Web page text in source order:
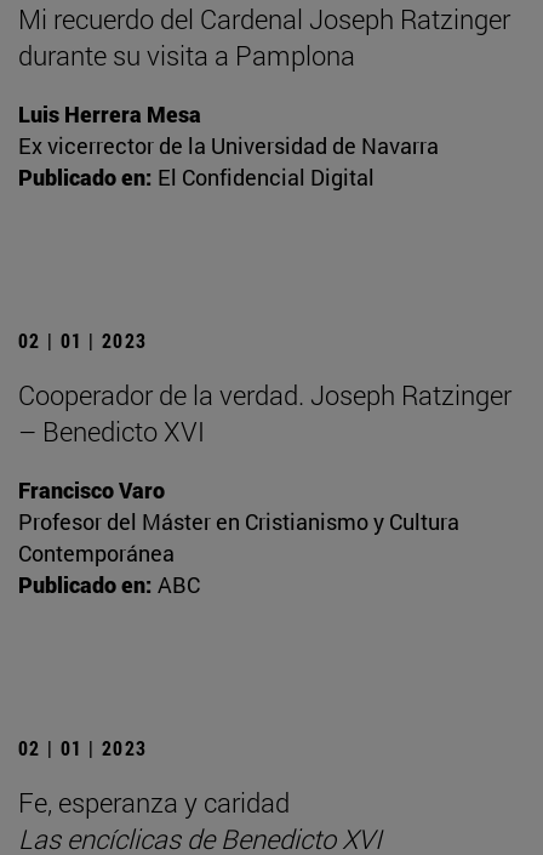
Mi recuerdo del Cardenal Joseph Ratzinger
durante su visita a Pamplona
Luis Herrera Mesa
Ex vicerrector de la Universidad de Navarra
Publicado en: El Confidencial Digital
02 | 01 | 2023
Cooperador de la verdad. Joseph Ratzinger
– Benedicto XVI
Francisco Varo
Profesor del Máster en Cristianismo y Cultura
Contemporánea
Publicado en: ABC
02 | 01 | 2023
Fe, esperanza y caridad
Las encíclicas de Benedicto XVI